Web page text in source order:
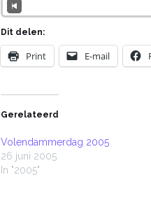
Dit delen:
Print E-mail
Gerelateerd
Volendammerdag 2005
26 juni 2005
In "2005"